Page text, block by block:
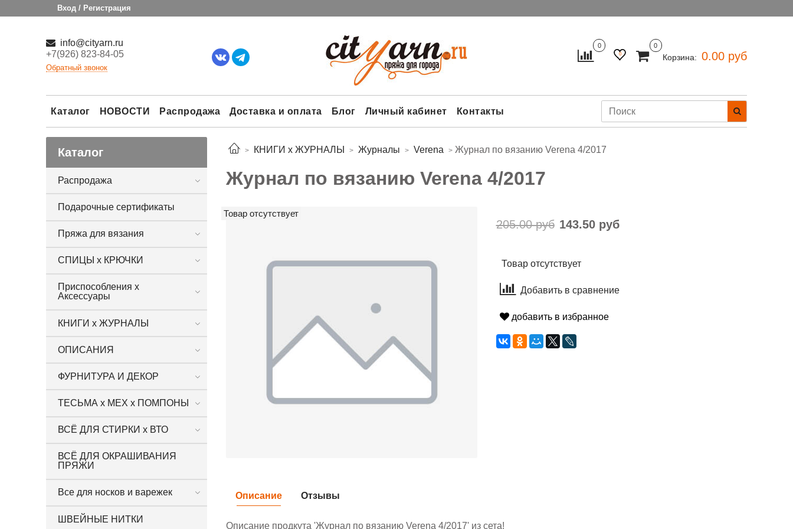
Вход / Регистрация
info@cityarn.ru
+7(926) 823-84-05
Обратный звонок
0
0
0
Корзина: 0.00 руб
Каталог НОВОСТИ Распродажа Доставка и оплата Блог Личный кабинет Контакты
КНИГИ х ЖУРНАЛЫ Журналы Verena Журнал по вязанию Verena 4/2017
Журнал по вязанию Verena 4/2017
Товар отсутствует
205.00 руб 143.50 руб
Товар отсутствует
Добавить в сравнение
добавить в избранное
Описание
Описание продкута 'Журнал по вязанию Verena 4/2017' из сета!
Отзывы
Каталог
Распродажа
Подарочные сертификаты
Пряжа для вязания
СПИЦЫ х КРЮЧКИ
Приспособления х
Аксессуары
КНИГИ х ЖУРНАЛЫ
ОПИСАНИЯ
ФУРНИТУРА И ДЕКОР
ТЕСЬМА х МЕХ х ПОМПОНЫ
ВСЁ ДЛЯ СТИРКИ х ВТО
ВСЁ ДЛЯ ОКРАШИВАНИЯ
ПРЯЖИ
Все для носков и варежек
ШВЕЙНЫЕ НИТКИ